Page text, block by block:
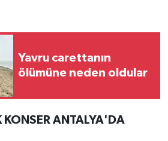
Yavru carettanın
ölümüne neden oldular
KONSER ANTALYA'DA